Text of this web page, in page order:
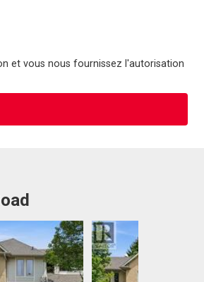
et vous nous fournissez l'autorisation